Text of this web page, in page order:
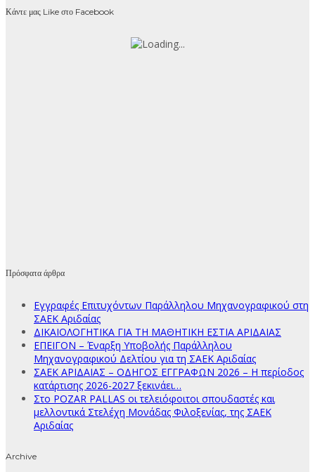
Κάντε μας Like στο Facebook
Πρόσφατα άρθρα
Εγγραφές Επιτυχόντων Παράλληλου Μηχανογραφικού στη
ΣΑΕΚ Αριδαίας
ΔΙΚΑΙΟΛΟΓΗΤΙΚΑ ΓΙΑ ΤΗ ΜΑΘΗΤΙΚΗ ΕΣΤΙΑ ΑΡΙΔΑΙΑΣ
ΕΠΕΙΓΟΝ – Έναρξη Υποβολής Παράλληλου
Μηχανογραφικού Δελτίου για τη ΣΑΕΚ Αριδαίας
ΣΑΕΚ ΑΡΙΔΑΙΑΣ – ΟΔΗΓΟΣ ΕΓΓΡΑΦΩΝ 2026 – Η περίοδος
κατάρτισης 2026-2027 ξεκινάει…
Στο POZAR PALLAS οι τελειόφοιτοι σπουδαστές και
μελλοντικά Στελέχη Μονάδας Φιλοξενίας, της ΣΑΕΚ
Αριδαίας
Archive